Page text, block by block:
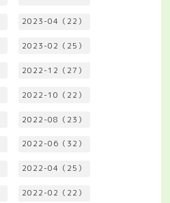
2023-04（22）
2023-02（25）
2022-12（27）
2022-10（22）
2022-08（23）
2022-06（32）
2022-04（25）
2022-02（22）